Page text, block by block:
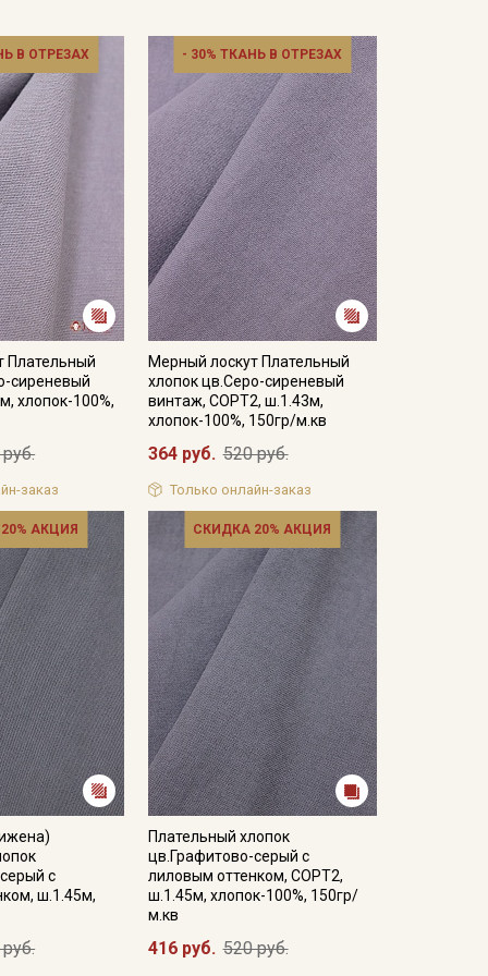
для взрослых и детей (платья, брюки, юбки,
это при заказе. Перед пошивом
а значит, в дальнейшем не будут
максимальная температура глажения 150С,
состоянии.
в зависимости от настроек вашего монитора и
В ОТРЕЗАХ
Плательный
сиреневый
хлопок-100%,
заказ
- 30% ТКАНЬ В ОТРЕЗАХ
Мерный лоскут Плательный
хлопок цв.Серо-сиреневый
винтаж, СОРТ2, ш.1.43м,
хлопок-100%, 150гр/м.кв
364 руб. 520 руб.
Только онлайн-заказ
АКЦИЯ
с
ш.1.45м,
СКИДКА 20% АКЦИЯ
Плательный хлопок
цв.Графитово-серый с
лиловым оттенком, СОРТ2,
ш.1.45м, хлопок-100%, 150гр/
м.кв
416 руб. 520 руб.